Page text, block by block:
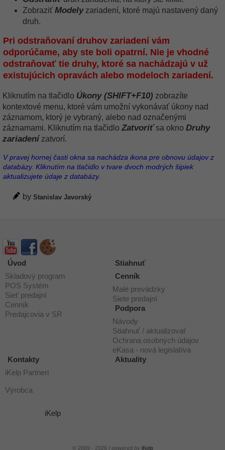
Zobraziť Modelyzariadení, ktoré majú nastavený daný
druh.
Pri odstraňovaní druhov zariadení vám
odporúčame, aby ste boli opatrní. Nie je vhodné
odstraňovať tie druhy, ktoré sa nachádzajú v už
existujúcich opravách alebo modeloch zariadení.
Kliknutím na tlačidlo Úkony (SHIFT+F10) zobrazíte
kontextové menu, ktoré vám umožní vykonávať úkony nad
záznamom, ktorý je vybraný, alebo nad označenými
záznamami. Kliknutím na tlačidlo Zatvoriťsa okno Druhy
zariadení zatvorí.
V pravej hornej časti okna sa nachádza ikona pre obnovu údajov z
databázy. Kliknutím na tlačidlo v tvare dvoch modrých šipiek
aktualizujete údaje z databázy.
by Stanislav Javorský
Úvod
Skladový program
POS Systém
Sieť predajní
Cenník
Predajcovia v SR
Stiahnuť
Cenník
Malé prevádzky
Siete predajní
Podpora
Návody
Stiahnuť / aktualizovať
Ochrana osobných údajov
eKasa - nová legislatíva
Kontakty
iKelp Partneri
Výrobca
Aktuality
iKelp
© 2009 - 2026 | powered by iKelp